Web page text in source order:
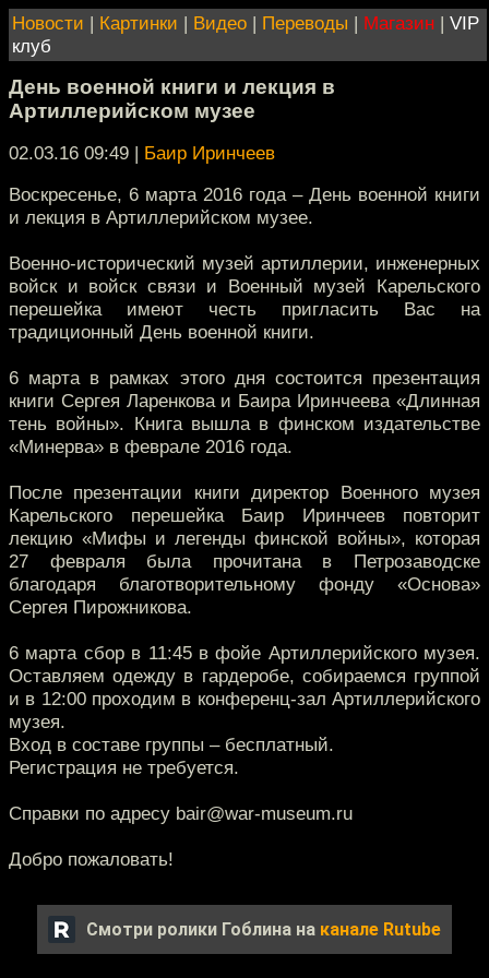
Новости | Картинки | Видео | Переводы | Магазин | VIP
клуб
День военной книги и лекция в
Артиллерийском музее
02.03.16 09:49 | Баир Иринчеев
Воскресенье, 6 марта 2016 года – День военной книги
и лекция в Артиллерийском музее.
Военно-исторический музей артиллерии, инженерных
войск и войск связи и Военный музей Карельского
перешейка имеют честь пригласить Вас на
традиционный День военной книги.
6 марта в рамках этого дня состоится презентация
книги Сергея Ларенкова и Баира Иринчеева «Длинная
тень войны». Книга вышла в финском издательстве
«Минерва» в феврале 2016 года.
После презентации книги директор Военного музея
Карельского перешейка Баир Иринчеев повторит
лекцию «Мифы и легенды финской войны», которая
27 февраля была прочитана в Петрозаводске
благодаря благотворительному фонду «Основа»
Сергея Пирожникова.
6 марта сбор в 11:45 в фойе Артиллерийского музея.
Оставляем одежду в гардеробе, собираемся группой
и в 12:00 проходим в конференц-зал Артиллерийского
музея.
Вход в составе группы – бесплатный.
Регистрация не требуется.
Справки по адресу bair@war-museum.ru
Добро пожаловать!
Смотри ролики Гоблина на канале Rutube